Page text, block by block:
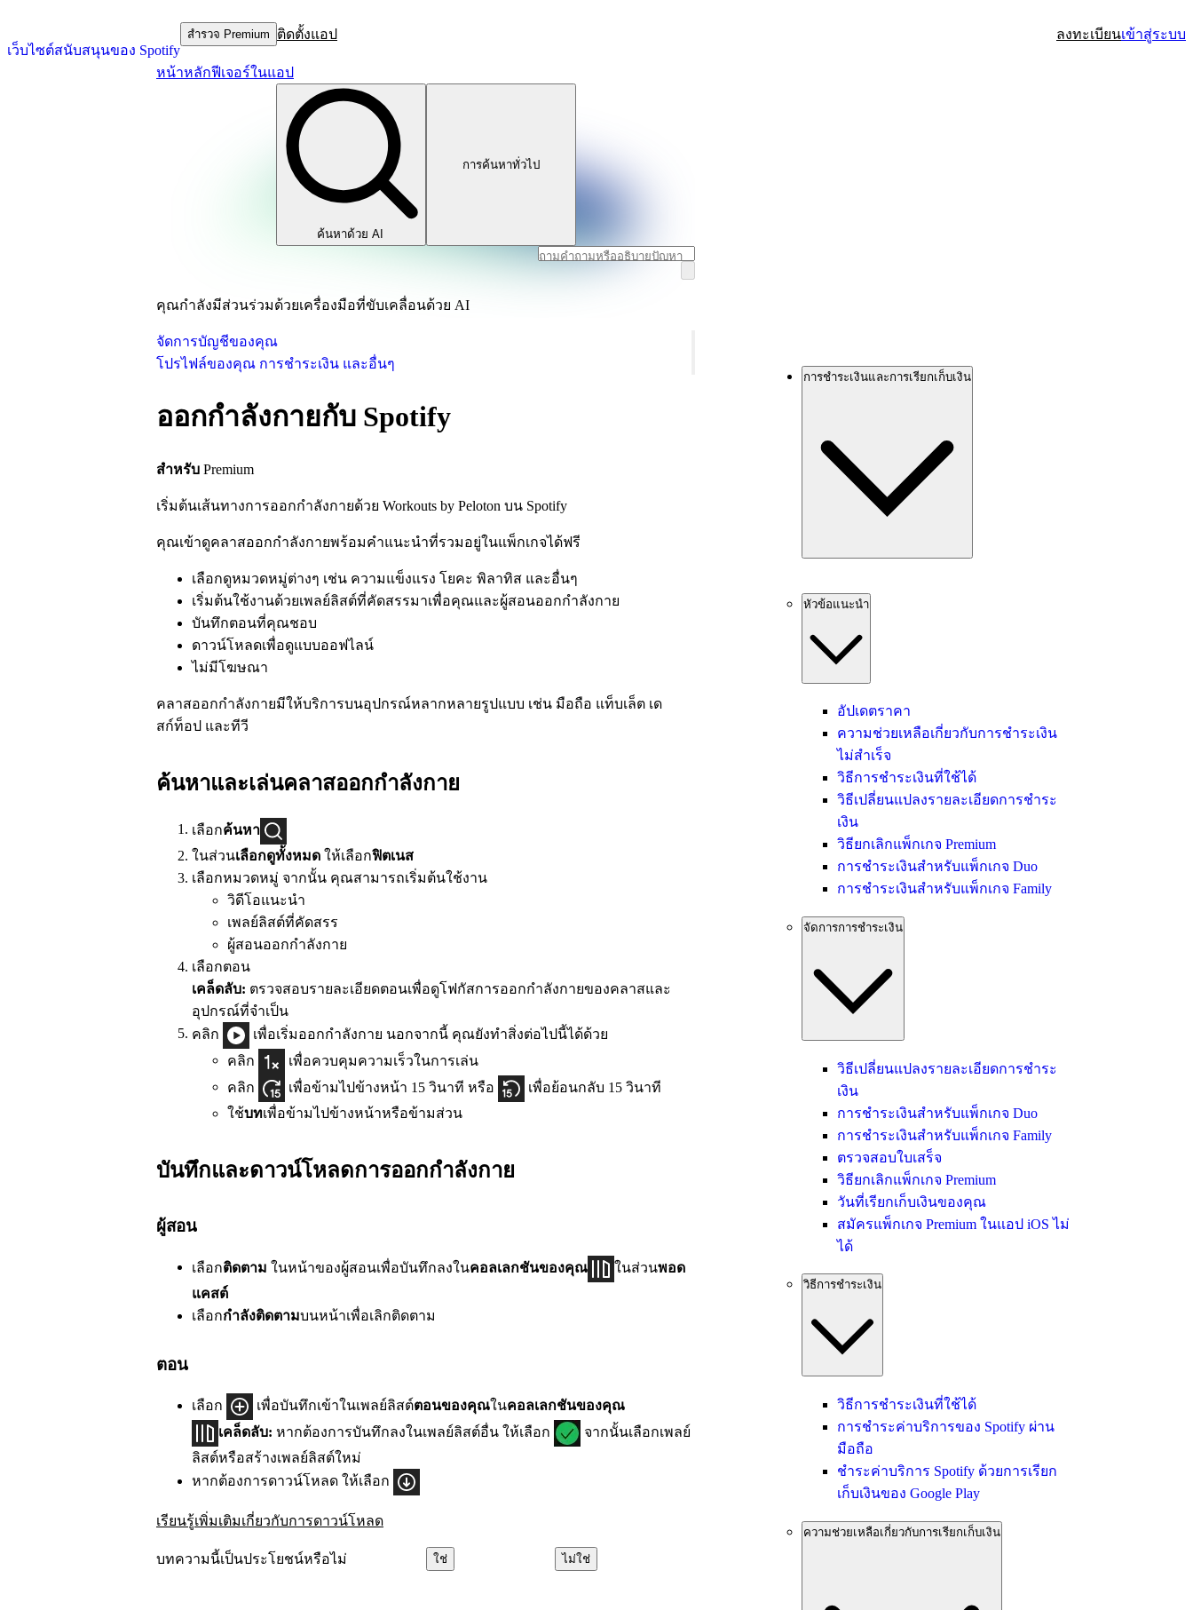
เว็บไซต์สนับสนุนของ Spotify
สำรวจ Premium ติดตั้งแอป ลงทะเบียนเข้าสู่ระบบ
หน้าหลักฟีเจอร์ในแอป
ค้นหาด้วย AI
การค้นหาทั่วไป
คุณกำลังมีส่วนร่วมด้วยเครื่องมือที่ขับเคลื่อนด้วย AI
จัดการบัญชีของคุณ
โปรไฟล์ของคุณ การชำระเงิน และอื่นๆ
ออกกำลังกายกับ Spotify
สำหรับ Premium
เริ่มต้นเส้นทางการออกกำลังกายด้วย Workouts by Peloton บน Spotify
คุณเข้าดูคลาสออกกำลังกายพร้อมคำแนะนำที่รวมอยู่ในแพ็กเกจได้ฟรี
เลือกดูหมวดหมู่ต่างๆ เช่น ความแข็งแรง โยคะ พิลาทิส และอื่นๆ
เริ่มต้นใช้งานด้วยเพลย์ลิสต์ที่คัดสรรมาเพื่อคุณและผู้สอนออกกำลังกาย
บันทึกตอนที่คุณชอบ
ดาวน์โหลดเพื่อดูแบบออฟไลน์
ไม่มีโฆษณา
คลาสออกกำลังกายมีให้บริการบนอุปกรณ์หลากหลายรูปแบบ เช่น มือถือ แท็บเล็ต เด
สก์ท็อป และทีวี
ค้นหาและเล่นคลาสออกกำลังกาย
เลือกค้นหา
ในส่วนเลือกดูทั้งหมด ให้เลือกฟิตเนส
เลือกหมวดหมู่ จากนั้น คุณสามารถเริ่มต้นใช้งาน
วิดีโอแนะนำ
เพลย์ลิสต์ที่คัดสรร
ผู้สอนออกกำลังกาย
เลือกตอน
เคล็ดลับ: ตรวจสอบรายละเอียดตอนเพื่อดูโฟกัสการออกกำลังกายของคลาสและ
อุปกรณ์ที่จำเป็น
คลิก
เพื่อเริ่มออกกำลังกาย นอกจากนี้ คุณยังทำสิ่งต่อไปนี้ได้ด้วย
คลิก
เพื่อควบคุมความเร็วในการเล่น
คลิก
เพื่อข้ามไปข้างหน้า 15 วินาที หรือ
เพื่อย้อนกลับ 15 วินาที
ใช้บทเพื่อข้ามไปข้างหน้าหรือข้ามส่วน
บันทึกและดาวน์โหลดการออกกำลังกาย
ผู้สอน
เลือกติดตาม ในหน้าของผู้สอนเพื่อบันทึกลงในคอลเลกชันของคุณ ในส่วนพอด
แคสต์
เลือกกำลังติดตามบนหน้าเพื่อเลิกติดตาม
ตอน
เลือก เพื่อบันทึกเข้าในเพลย์ลิสต์ตอนของคุณในคอลเลกชันของคุณ
เคล็ดลับ: หากต้องการบันทึกลงในเพลย์ลิสต์อื่น ให้เลือก
จากนั้นเลือกเพลย์
ลิสต์หรือสร้างเพลย์ลิสต์ใหม่
หากต้องการดาวน์โหลด ให้เลือก
เรียนรู้เพิ่มเติมเกี่ยวกับการดาวน์โหลด
บทความนี้เป็นประโยชน์หรือไม่ ใช่ ไม่ใช่
การชำระเงินและการเรียกเก็บเงิน
หัวข้อแนะนำ
อัปเดตราคา
ความช่วยเหลือเกี่ยวกับการชำระเงิน
ไม่สำเร็จ
วิธีการชำระเงินที่ใช้ได้
วิธีเปลี่ยนแปลงรายละเอียดการชำระ
เงิน
วิธียกเลิกแพ็กเกจ Premium
การชำระเงินสำหรับแพ็กเกจ Duo
การชำระเงินสำหรับแพ็กเกจ Family
จัดการการชำระเงิน
วิธีเปลี่ยนแปลงรายละเอียดการชำระ
เงิน
การชำระเงินสำหรับแพ็กเกจ Duo
การชำระเงินสำหรับแพ็กเกจ Family
ตรวจสอบใบเสร็จ
วิธียกเลิกแพ็กเกจ Premium
วันที่เรียกเก็บเงินของคุณ
สมัครแพ็กเกจ Premium ในแอป iOS ไม่
ได้
วิธีการชำระเงิน
วิธีการชำระเงินที่ใช้ได้
การชำระค่าบริการของ Spotify ผ่าน
มือถือ
ชำระค่าบริการ Spotify ด้วยการเรียก
เก็บเงินของ Google Play
ความช่วยเหลือเกี่ยวกับการเรียกเก็บเงิน